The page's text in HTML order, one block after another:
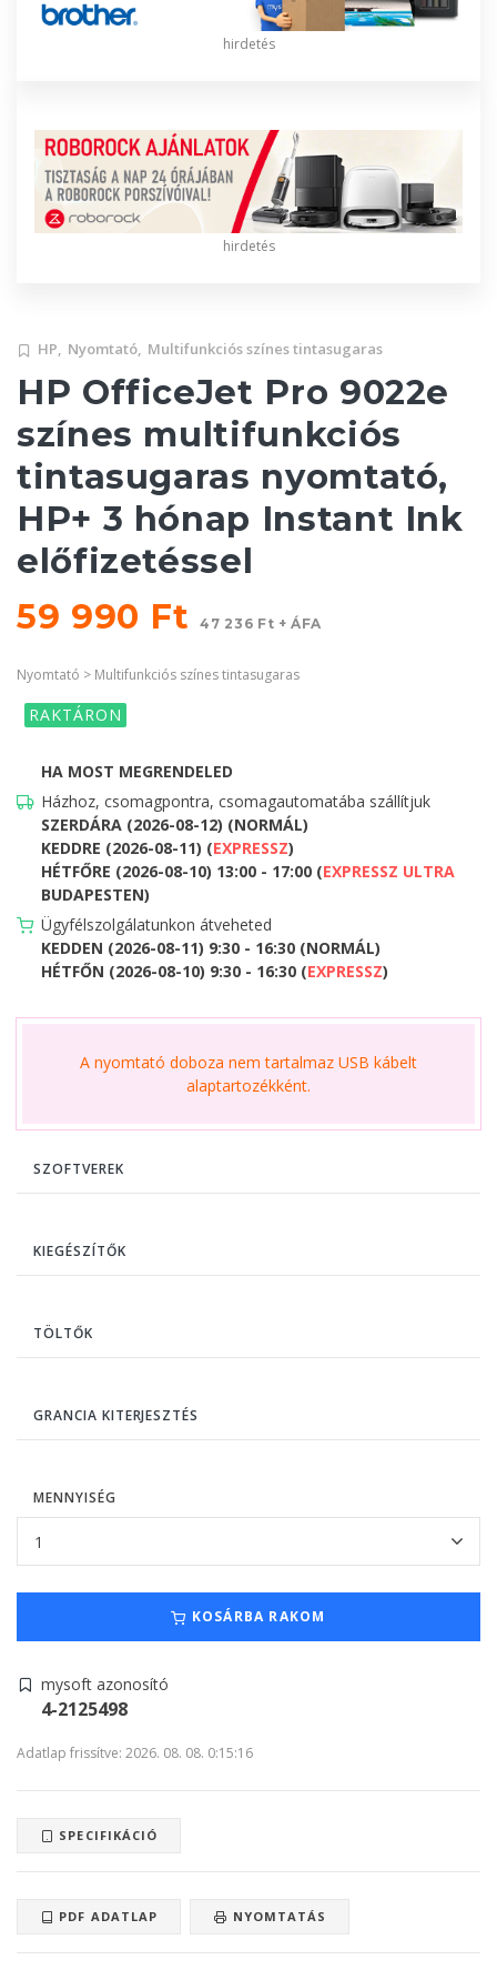
hirdetés
hirdetés
HP, Nyomtató, Multifunkciós színes tintasugaras
HP OfficeJet Pro 9022e
színes multifunkciós
tintasugaras nyomtató,
HP+ 3 hónap Instant Ink
előfizetéssel
59 990 Ft47 236 Ft + ÁFA
Nyomtató > Multifunkciós színes tintasugaras
RAKTÁRON
HA MOST MEGRENDELED
Házhoz, csomagpontra, csomagautomatába szállítjuk
SZERDÁRA (2026-08-12) (NORMÁL)
KEDDRE (2026-08-11) (EXPRESSZ)
HÉTFŐRE (2026-08-10) 13:00 - 17:00 (EXPRESSZ ULTRA
BUDAPESTEN)
Ügyfélszolgálatunkon átveheted
KEDDEN (2026-08-11) 9:30 - 16:30 (NORMÁL)
HÉTFŐN (2026-08-10) 9:30 - 16:30 (EXPRESSZ)
A nyomtató doboza nem tartalmaz USB kábelt
alaptartozékként.
SZOFTVEREK
KIEGÉSZÍTŐK
TÖLTŐK
GRANCIA KITERJESZTÉS
MENNYISÉG
KOSÁRBA RAKOM
mysoft azonosító
4-2125498
Adatlap frissítve: 2026. 08. 08. 0:15:16
SPECIFIKÁCIÓ
PDF ADATLAP NYOMTATÁS